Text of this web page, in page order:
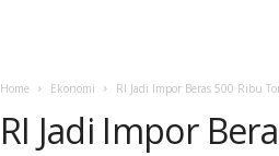
Home Ekonomi RI Jadi Impor Beras 500 Ribu
RI Jadi Impor